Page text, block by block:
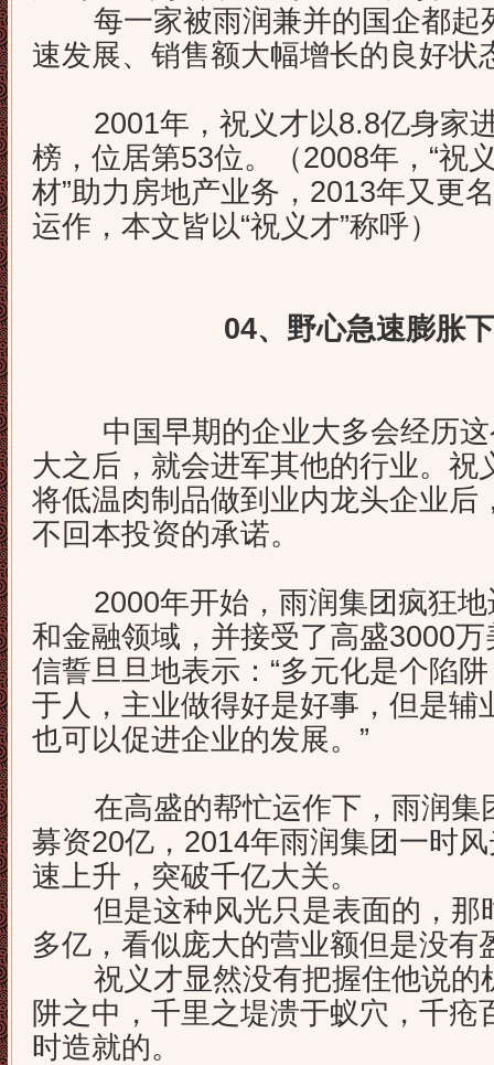
每一家被雨润兼并的国企都起
速发展、销售额大幅增长的良好状
2001年，祝义才以8.8亿身家
榜，位居第53位。（2008年，“祝
材”助力房地产业务，2013年又更
运作，本文皆以“祝义才”称呼）
04、野心急速膨胀
中国早期的企业大多会经历这
大之后，就会进军其他的行业。祝
将低温肉制品做到业内龙头企业后
不回本投资的承诺。
2000年开始，雨润集团疯狂地
和金融领域，并接受了高盛3000
信誓旦旦地表示：“多元化是个陷
于人，主业做得好是好事，但是辅
也可以促进企业的发展。”
在高盛的帮忙运作下，雨润集
募资20亿，2014年雨润集团一时
速上升，突破千亿大关。
但是这种风光只是表面的，那
多亿，看似庞大的营业额但是没有
祝义才显然没有把握住他说的
阱之中，千里之堤溃于蚁穴，千疮
时造就的。